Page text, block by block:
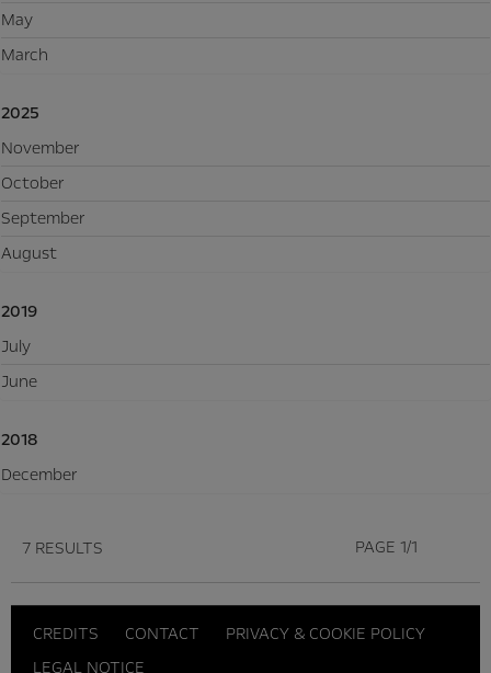
May
March
2025
November
October
September
August
2019
July
June
2018
December
7 RESULTS PAGE 1/1
CREDITS CONTACT
PRIVACY & COOKIE POLICY
LEGAL NOTICE